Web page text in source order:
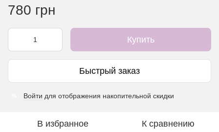
780 грн
Купить
Быстрый заказ
Войти для отображения накопительной скидки
В избранное К сравнению